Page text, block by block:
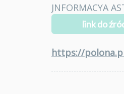
JNFORMACYA
link do
https://